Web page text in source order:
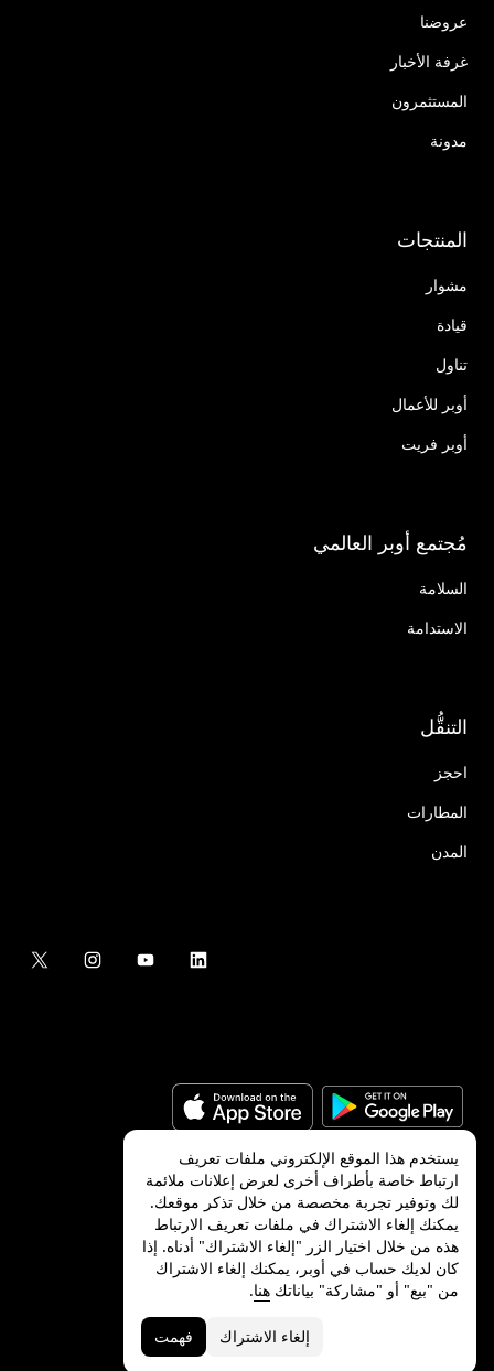
عروضنا
غرفة الأخبار
المستثمرون
مدونة
المنتجات
مشوار
قيادة
تناول
أوبر للأعمال
أوبر فريت
مُجتمع أوبر العالمي
السلامة
الاستدامة
التنقُّل
احجز
المطارات
المدن
©
2026شركة Uber Technologies, Inc.‎
ميزات ذوي الاحتياجات الخاصةالشروط
يستخدم هذا الموقع الإلكتروني ملفات تعريف
ارتباط خاصة بأطراف أخرى لعرض إعلانات ملائمة
لك وتوفير تجربة مخصصة من خلال تذكر موقعك.
يمكنك إلغاء الاشتراك في ملفات تعريف الارتباط
هذه من خلال اختيار الزر "إلغاء الاشتراك" أدناه. إذا
كان لديك حساب في أوبر، يمكنك إلغاء الاشتراك
من "بيع" أو "مشاركة" بياناتك هنا.
إلغاء الاشتراك فهمت